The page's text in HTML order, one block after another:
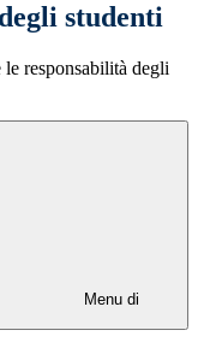
studenti
responsabilità degli
Menu di